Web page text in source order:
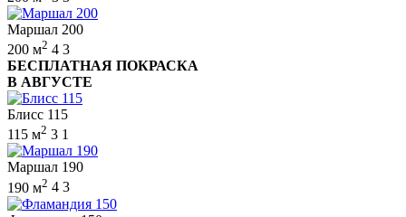
Маршал 200
200 м2 4 3
БЕСПЛАТНАЯ ПОКРАСКА
В АВГУСТЕ
Блисс 115
115 м2 3 1
Маршал 190
190 м2 4 3